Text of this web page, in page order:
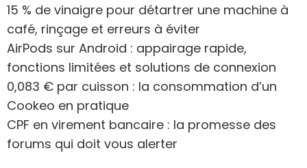
15 % de vinaigre pour détartrer une machine à
café, rinçage et erreurs à éviter
AirPods sur Android : appairage rapide,
fonctions limitées et solutions de connexion
0,083 € par cuisson : la consommation d’un
Cookeo en pratique
CPF en virement bancaire : la promesse des
forums qui doit vous alerter